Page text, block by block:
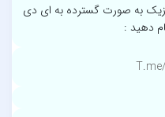
به صورت گسترده به ای دی
دهید :